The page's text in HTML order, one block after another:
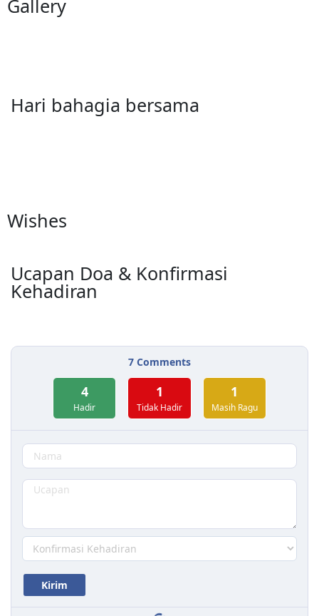
Gallery
Hari bahagia bersama
Wishes
Ucapan Doa & Konfirmasi
Kehadiran
7 Comments
4
Hadir
1
Tidak Hadir
1
Masih Ragu